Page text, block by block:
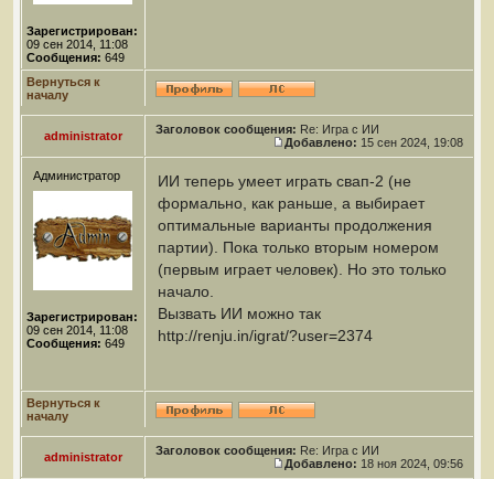
Зарегистрирован:
09 сен 2014, 11:08
Сообщения: 649
Вернуться к
началу
administrator Заголовок сообщения: Re: Игра с ИИ
Добавлено: 15 сен 2024, 19:08
Администратор
Зарегистрирован:
09 сен 2014, 11:08
Сообщения: 649
ИИ теперь умеет играть свап-2 (не
формально, как раньше, а выбирает
оптимальные варианты продолжения
партии). Пока только вторым номером
(первым играет человек). Но это только
начало.
Вызвать ИИ можно так
http://renju.in/igrat/?user=2374
Вернуться к
началу
administrator Заголовок сообщения: Re: Игра с ИИ
Добавлено: 18 ноя 2024, 09:56